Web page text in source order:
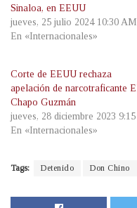
Sinaloa, en EEUU
jueves, 25 julio 2024 10:30 AM
En «Internacionales»
Corte de EEUU rechaza
apelación de narcotraficante
Chapo Guzmán
jueves, 28 diciembre 2023
En «Internacionales»
Tags: Detenido Don Chino